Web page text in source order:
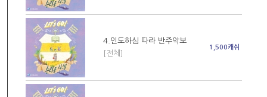
4.인도하심 따라 반주악보
[전체]
1,500캐쉬